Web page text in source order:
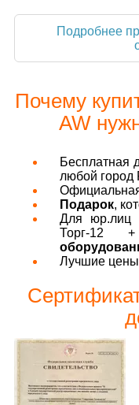
Подробнее
Почему
AW
Бесплатная
любой город
Подарок,
Для юр.лиц
Торг-12
Лучшие